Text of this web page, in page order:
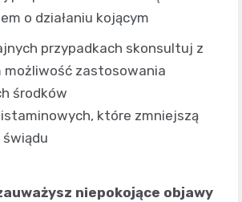
o działaniu kojącym
przypadkach skonsultuj z
możliwość zastosowania
środków
które zmniejszą
niepokojące objawy